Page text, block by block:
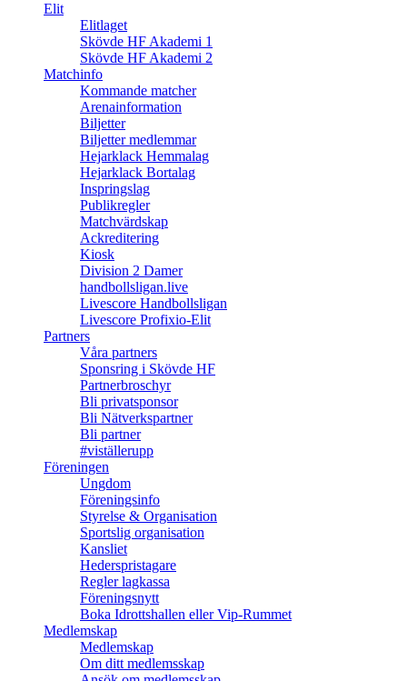
Elit
Elitlaget
Skövde HF Akademi 1
Skövde HF Akademi 2
Matchinfo
Kommande matcher
Arenainformation
Biljetter
Biljetter medlemmar
Hejarklack Hemmalag
Hejarklack Bortalag
Inspringslag
Publikregler
Matchvärdskap
Ackreditering
Kiosk
Division 2 Damer
handbollsligan.live
Livescore Handbollsligan
Livescore Profixio-Elit
Partners
Våra partners
Sponsring i Skövde HF
Partnerbroschyr
Bli privatsponsor
Bli Nätverkspartner
Bli partner
#viställerupp
Föreningen
Ungdom
Föreningsinfo
Styrelse & Organisation
Sportslig organisation
Kansliet
Hederspristagare
Regler lagkassa
Föreningsnytt
Boka Idrottshallen eller Vip-Rummet
Medlemskap
Medlemskap
Om ditt medlemsskap